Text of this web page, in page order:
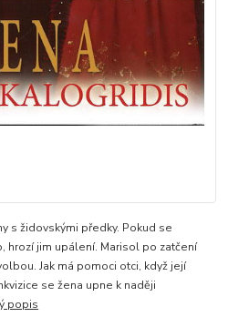
s židovskými předky. Pokud se
hrozí jim upálení. Marisol po zatčení
Jak má pomoci otci, když její
se žena upne k naději
popis